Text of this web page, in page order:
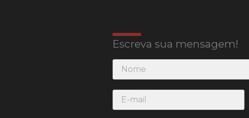
Escreva sua mensagem!